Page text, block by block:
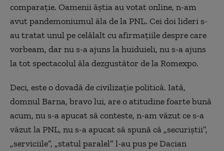
comparație. Oamenii ăștia au votat online, n-am
avut pandemoniumul ăla de la PNL. Cei doi lideri s-
au tratat unul pe celălalt cu afirmațiile despre care
vorbeam, dar nu s-a ajuns la huiduieli, nu s-a ajuns
la tot spectacolul ăla dezgustător de la Romexpo.
Deci, este o dovadă de civilizație politică. Iată,
domnul Barna, bravo lui, are o atitudine foarte bună
acum, nu s-a apucat să conteste, n-am văzut ce s-a
văzut la PNL, nu s-a apucat să spună că „securiștii”,
„serviciile”, „statul paralel” l-au pus pe Dacian